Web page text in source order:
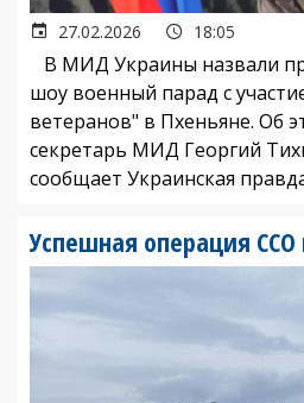
27.02.2026 18:05
В МИД Украины назвали
шоу военный парад с
ветеранов" в Пхеньяне. Об
секретарь МИД Георгий
сообщает Украинская
Успешная операция ССО